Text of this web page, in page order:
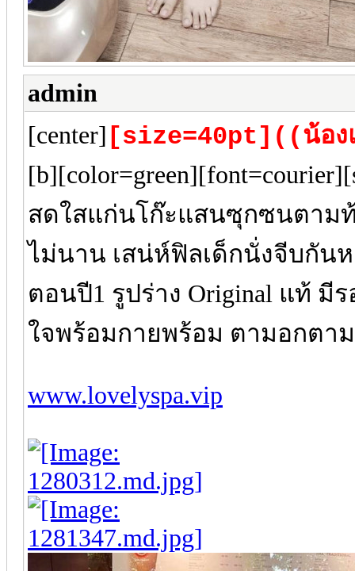
admin
[center] [size=40pt]((น้อ
สดใสแก่นโก๊ะแสนซุกซนตาม
ไม่นาน เสน่ห์ฟิลเด็กนั่งจีบกัน
ตอนปี1 รูปร่าง Original แท้ มี
ใจพร้อมกายพร้อม ตามอกตา
www.lovelyspa.vip